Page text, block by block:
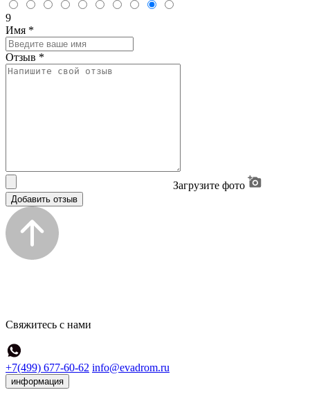
9
Имя *
Отзыв *
Загрузите фото
Добавить отзыв
Свяжитесь с нами
+7(499) 677-60-62 info@evadrom.ru
информация